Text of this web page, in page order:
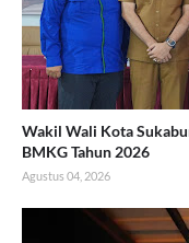
Wakil Wali Kota
BMKG Tahun 2026
Agustus 04, 2026